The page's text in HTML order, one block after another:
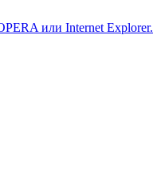
или Internet Explorer.